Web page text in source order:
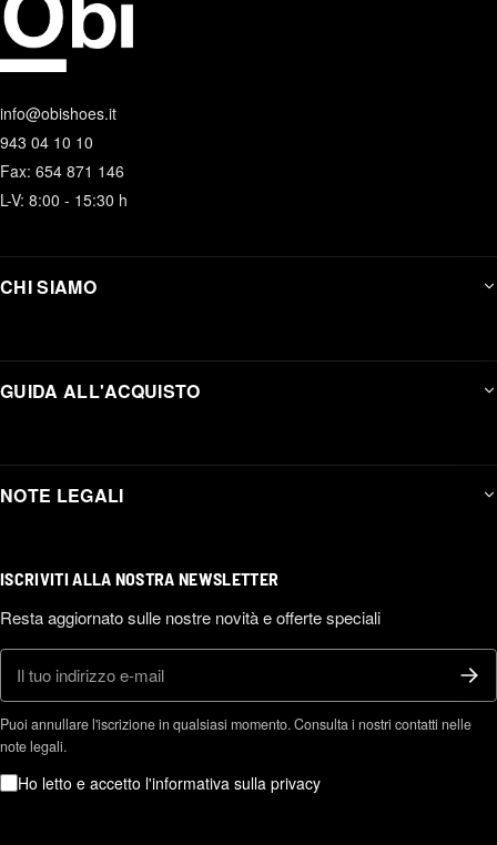
info@obishoes.it
943 04 10 10
Fax: 654 871 146
L-V: 8:00 - 15:30 h
CHI SIAMO
GUIDA ALL'ACQUISTO
NOTE LEGALI
ISCRIVITI ALLA NOSTRA NEWSLETTER
Resta aggiornato sulle nostre novità e offerte speciali
Puoi annullare l'iscrizione in qualsiasi momento. Consulta i nostri contatti nelle
note legali.
Ho letto e accetto l'informativa sulla privacy